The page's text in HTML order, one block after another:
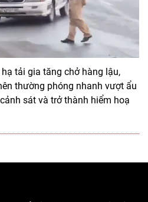
hạ tải gia tăng chở hàng lậu,
thường phóng nhanh vượt ẩu
sát và trở thành hiểm hoạ